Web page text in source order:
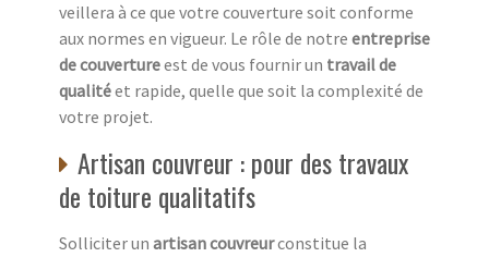
veillera à ce que votre couverture soit conforme
aux normes en vigueur. Le rôle de notre entreprise
de couvertureest de vous fournir un travail de
qualitéet rapide, quelle que soit la complexité de
votre projet.
Artisan couvreur : pour des travaux
de toiture qualitatifs
Solliciter un artisan couvreurconstitue la